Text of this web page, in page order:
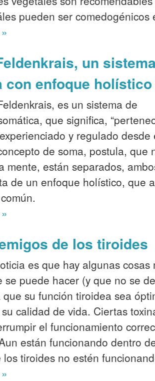
pueden ser
un
con enfoque holístico
es un sistema de
que significa,
y regulado desde
de soma, postula, que
mente, están separados,
de un enfoque holístico, que
de los tiroides
es que hay algunas cosas
se puede hacer (y que no se
que su función tiroidea sea
calidad de vida. Ciertas
el funcionamiento
están funcionando dentro
los tiroides no estén